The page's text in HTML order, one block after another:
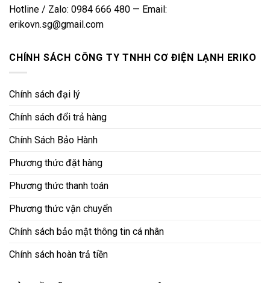
Hotline / Zalo: 0984 666 480 — Email:
erikovn.sg@gmail.com
CHÍNH SÁCH CÔNG TY TNHH CƠ ĐIỆN LẠNH ERIKO
Chính sách đại lý
Chính sách đổi trả hàng
Chính Sách Bảo Hành
Phương thức đặt hàng
Phương thức thanh toán
Phương thức vận chuyển
Chính sách bảo mật thông tin cá nhân
Chính sách hoàn trả tiền